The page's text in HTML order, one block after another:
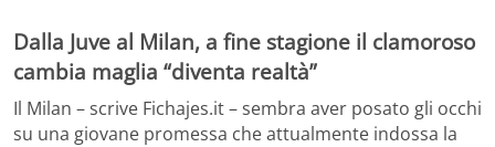
Dalla Juve al Milan, a fine stagione il clamoroso
cambia maglia “diventa realtà”
Il Milan – scrive Fichajes.it – sembra aver posato gli occhi
su una giovane promessa che attualmente indossa la